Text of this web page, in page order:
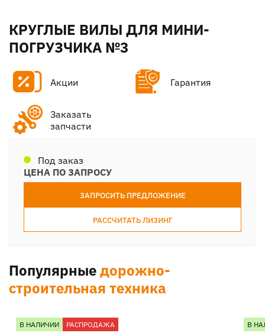
КРУГЛЫЕ ВИЛЫ ДЛЯ МИНИ-
ПОГРУЗЧИКА №3
Акции Гарантия
Заказать
запчасти
Под заказ
ЦЕНА ПО ЗАПРОСУ
ЗАПРОСИТЬ ПРЕДЛОЖЕНИЕ
РАССЧИТАТЬ ЛИЗИНГ
Популярныедорожно-
строительная техника
В НАЛИЧИИ РАСПРОДАЖА В